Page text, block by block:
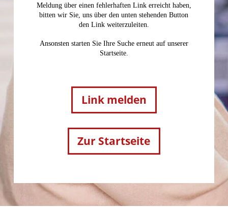
Meldung über einen fehlerhaften Link erreicht haben,
bitten wir Sie, uns über den unten stehenden Button
den Link weiterzuleiten.
Ansonsten starten Sie Ihre Suche erneut auf unserer
Startseite.
Link melden
Zur Startseite